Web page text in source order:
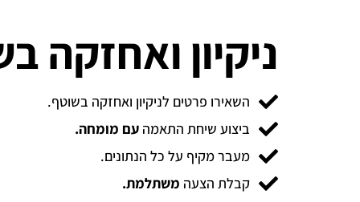
ניקיון ואחזקה
השאירו פרטים לניקיון ואחזקה בשוטף.
ביצוע שיחת התאמה עם מומחה.
מעבר מקיף על כל הנתונים.
קבלת הצעה משתלמת.